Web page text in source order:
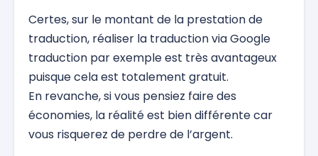
Certes, sur le montant de la prestation de
traduction, réaliser la traduction via Google
traduction par exemple est très avantageux
puisque cela est totalement gratuit.
En revanche, si vous pensiez faire des
économies, la réalité est bien différente car
vous risquerez de perdre de l’argent.